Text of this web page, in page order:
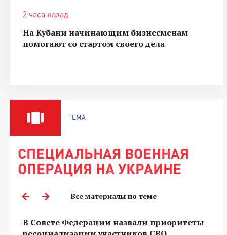
2 часа назад
На Кубани начинающим бизнесменам
помогают со стартом своего дела
ТЕМА
СПЕЦИАЛЬНАЯ ВОЕННАЯ
ОПЕРАЦИЯ НА УКРАИНЕ
Все материалы по теме
В Совете Федерации назвали приоритеты